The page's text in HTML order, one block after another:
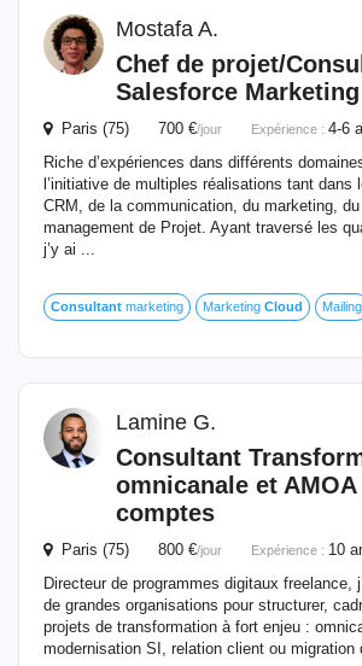
Mostafa A.
Chef de projet/
Salesforce Marketing
Paris (75) 700 €/jour Expérience : 4-6
Riche d’expériences dans différents
l’initiative de multiples réalisations tant dans
CRM, de la communication, du marketing, du
management de Projet. Ayant traversé les
j’y ai ...
Consultant marketing Marketing Cloud Mailing
Lamine G.
Consultant
omnicanale et
comptes
Paris (75) 800 €/jour Expérience : 10
Directeur de programmes digitaux freelance,
de grandes organisations pour structurer,
projets de transformation à fort enjeu :
modernisation SI, relation client ou migration